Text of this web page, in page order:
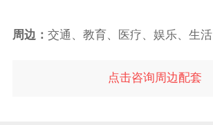
周边： 交通、教育、医疗、娱乐、生活
点击咨询周边配套